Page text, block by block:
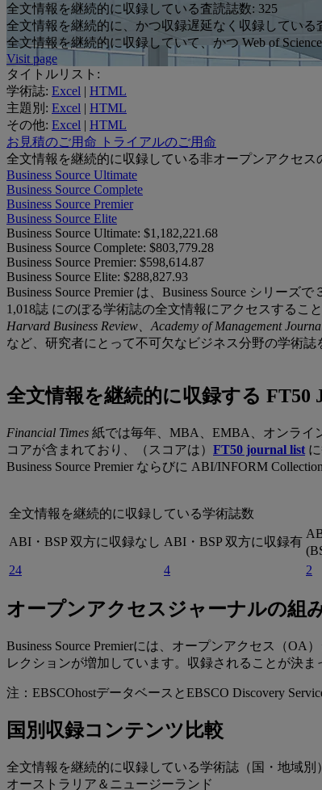
全文情報を継続的に収録している査読誌数: 325
全文情報を継続的に、かつ収録遅延なく収録している
全文情報を継続的に収録していて、かつ Web of
Visit page
タイトルリスト:
学術誌: Excel | HTML
主題別: Excel | HTML
その他: Excel | HTML
お見積のご用命
トライアルのご用命
全文情報を継続的に収録している非オープンアクセス
Business Source Ultimate
Business Source Complete
Business Source Premier
Business Source Elite
Business Source Ultimate: $1,182,221.68
Business Source Complete: $803,779.28
Business Source Premier: $598,614.87
Business Source Elite: $288,827.93
Business Source Premier は、Business Source シリーズ
1,018誌 にのぼる学術誌の全文情報にアクセスするこ
Harvard Business Review、Academy of Management
など、研究者にとって不可欠なビジネス分野の学術
全文情報を継続的に収録する FT50
Financial Times 紙では毎年、MBA、EMBA、オンライ
コアが含まれており、（スコアは） FT50 journal list
Business Source Premier ならびに ABI/INFORM
全文情報を継続的に収録している学術誌数
ABI・BSP 双方に収録なし ABI・BSP 双方に収録有
24
4 2
オープンアクセスジャーナルの組
Business Source Premierには、オープンアクセス（
レクションが増加しています。収録されることが決
注：EBSCOhostデータベースとEBSCO Discovery
国別収録コンテンツ比較
全文情報を継続的に収録している学術誌（国・地域別）
オーストラリア＆ニュージーランド